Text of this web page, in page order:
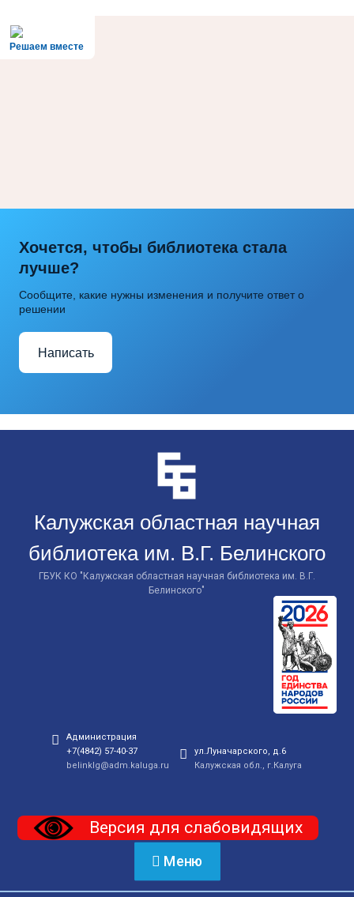
Решаем вместе
Хочется, чтобы библиотека стала
лучше?
Сообщите, какие нужны изменения и получите ответ о
решении
Написать
Калужская областная научная
библиотека им. В.Г. Белинского
ГБУК КО "Калужская областная научная библиотека им. В.Г.
Белинского"
Администрация
+7(4842) 57-40-37
belinklg@adm.kaluga.ru
ул.Луначарского, д.6
Калужская обл., г.Калуга
Версия для слабовидящих
Меню